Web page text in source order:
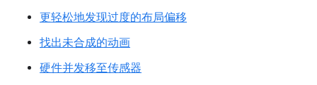
更轻松地发现过度的布局偏移
找出未合成的动画
硬件并发移至传感器